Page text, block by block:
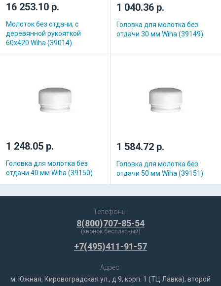
16 253.10 р.
Молоток без отдачи, с
деревянной рукояткой
60х420 Wiha (39014)
1 040.36 р.
Головка для молотка без
отдачи 30 мм Wiha (39149)
1 248.05 р.
Головка для молотка без
отдачи 40 мм Wiha (39150)
1 584.72 р.
Головка для молотка без
отдачи 50 мм Wiha (39151)
Телефоны:
8(800)707-85-54
(звонок бесплатный)
+7(495)411-91-57
Адрес:
м. Южная, Кировоградская ул., д 9, корп. 1 (ТЦ Лавка), второй